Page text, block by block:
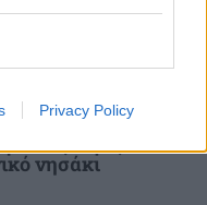
Privacy Policy
στα πόδια; Η απλή
το ζεύγος
νησάκι